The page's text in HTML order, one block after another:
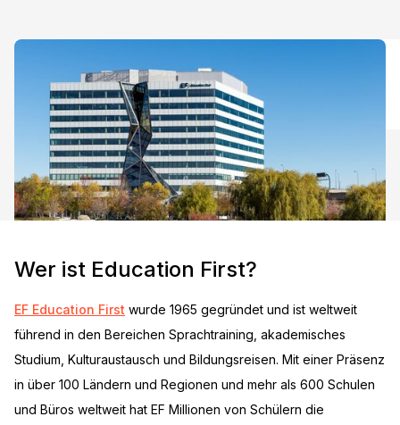
Wer ist Education First?
EF Education First wurde 1965 gegründet und ist weltweit
führend in den Bereichen Sprachtraining, akademisches
Studium, Kulturaustausch und Bildungsreisen. Mit einer Präsenz
in über 100 Ländern und Regionen und mehr als 600 Schulen
und Büros weltweit hat EF Millionen von Schülern die